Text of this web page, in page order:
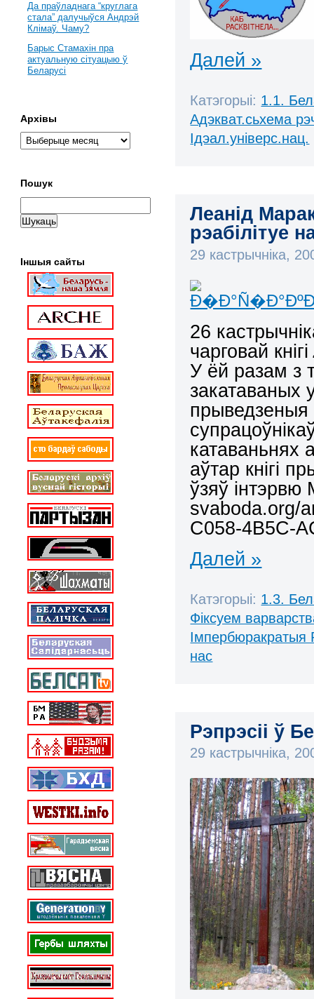
Далей »
Катэгорыі: 1.1.
Адэкват.сьхема
Ідэал.універс.нац.
Леанід
рэабілітуе
29 кастрычніка,
26
чарговай кнігі
У ёй разам з
закатаваных
прыведзеныя
катаваньнях
аўтар кнігі
ўзяў інтэрвю
svaboda.org/
C058-4B5C-
Далей »
Катэгорыі: 1.3.
Фіксуем
Імпербюракратыя
нас
Рэпрэсіі ў
29 кастрычніка,
Да праўладнага “круглага
стала” далучыўся Андрэй
Клімаў. Чаму?
Барыс Стамахін пра
актуальную сітуацыю ў
Беларусі
Архівы
Пошук
Іншыя сайты